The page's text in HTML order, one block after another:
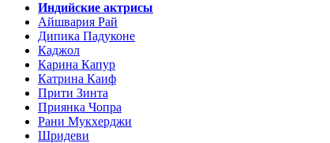
Индийские актрисы
Айшвария Рай
Дипика Падуконе
Каджол
Карина Капур
Катрина Каиф
Прити Зинта
Приянка Чопра
Рани Мукхерджи
Шридеви